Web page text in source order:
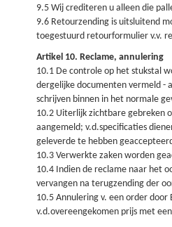
9.5 Wij crediteren u alleen die
9.6 Retourzending is uitsluitend
toegestuurd retourformulier v.v.
Artikel 10. Reclame, annulering
10.1 De controle op het stukstal
dergelijke documenten vermeld -
schrijven binnen in het normale
10.2 Uiterlijk zichtbare gebreken
aangemeld; v.d.specificaties
geleverde te hebben
10.3 Verwerkte zaken worden
10.4 Indien de reclame naar het
vervangen na terugzending der
10.5 Annulering v. een order
v.d.overeengekomen prijs met